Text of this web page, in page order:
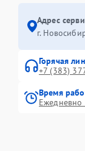
Адрес
г.
Горячая
+7 (383)
Время
Ежедневно